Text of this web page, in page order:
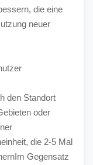
die eine
neuer
den Standort
oder
die 2-5 Mal
Gegensatz